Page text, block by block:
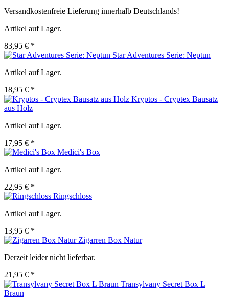
Versandkostenfreie Lieferung innerhalb Deutschlands!
Artikel auf Lager.
83,95 € *
Star Adventures Serie: Neptun
Artikel auf Lager.
18,95 € *
Kryptos - Cryptex Bausatz
aus Holz
Artikel auf Lager.
17,95 € *
Medici's Box
Artikel auf Lager.
22,95 € *
Ringschloss
Artikel auf Lager.
13,95 € *
Zigarren Box Natur
Derzeit leider nicht lieferbar.
21,95 € *
Transylvany Secret Box L
Braun